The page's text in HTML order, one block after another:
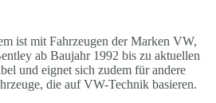
ist mit Fahrzeugen der Marken VW,
ab Baujahr 1992 bis zu aktuellen
und eignet sich zudem für andere
die auf VW-Technik basieren.